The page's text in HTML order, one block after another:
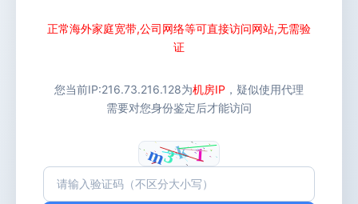
正常海外家庭宽带,公司网络等可直接访问网站,无需验
证
您当前IP:216.73.216.128为机房IP ，疑似使用代理
需要对您身份鉴定后才能访问